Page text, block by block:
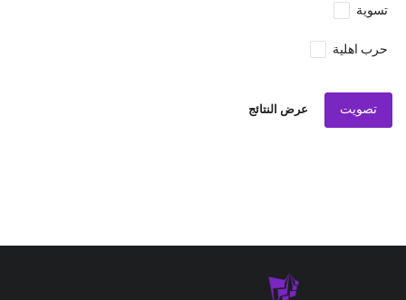
تسوية
حرب اهلية
تصويت عرض النتائج